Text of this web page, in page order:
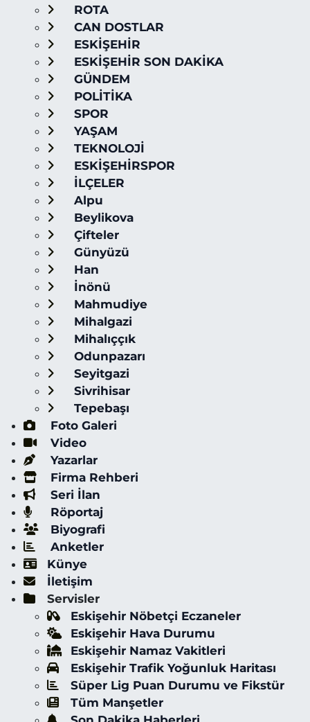
ROTA
CAN DOSTLAR
ESKİŞEHİR
ESKİŞEHİR SON DAKİKA
GÜNDEM
POLİTİKA
SPOR
YAŞAM
TEKNOLOJİ
ESKİŞEHİRSPOR
İLÇELER
Alpu
Beylikova
Çifteler
Günyüzü
Han
İnönü
Mahmudiye
Mihalgazi
Mihalıççık
Odunpazarı
Seyitgazi
Sivrihisar
Tepebaşı
Foto Galeri
Video
Yazarlar
Firma Rehberi
Seri İlan
Röportaj
Biyografi
Anketler
Künye
İletişim
Servisler
Eskişehir Nöbetçi Eczaneler
Eskişehir Hava Durumu
Eskişehir Namaz Vakitleri
Eskişehir Trafik Yoğunluk Haritası
Süper Lig Puan Durumu ve Fikstür
Tüm Manşetler